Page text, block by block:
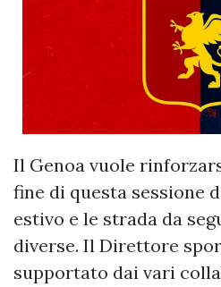
Il Genoa vuole
fine di questa sessione
estivo e le strada da
diverse. Il Direttore
supportato dai vari